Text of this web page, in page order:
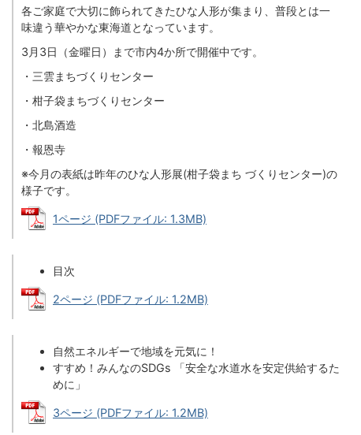
各ご家庭で大切に飾られてきたひな人形が集まり、普段とは一
味違う華やかな東海道となっています。
3月3日（金曜日）まで市内4か所で開催中です。
・三雲まちづくりセンター
・柑子袋まちづくりセンター
・北島酒造
・報恩寺
※今月の表紙は昨年のひな人形展(柑子袋まち づくりセンター)の
様子です。
1ページ (PDFファイル: 1.3MB)
目次
2ページ (PDFファイル: 1.2MB)
自然エネルギーで地域を元気に！
すすめ！みんなのSDGs 「安全な水道水を安定供給するた
めに」
3ページ (PDFファイル: 1.2MB)